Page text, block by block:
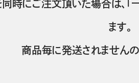
時にご注文頂いた場合は、「
ます。
商品毎に発送されませんの